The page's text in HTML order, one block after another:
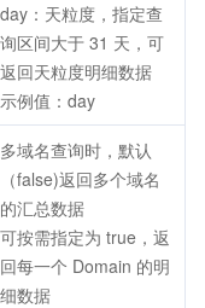
day：天粒度，指定查
询区间大于 31 天，可
返回天粒度明细数据
示例值：day
多域名查询时，默认
（false)返回多个域名
的汇总数据
可按需指定为 true，返
回每一个 Domain 的明
细数据